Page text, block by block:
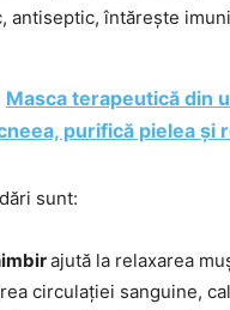
antiseptic, întărește
Masca terapeutică din
purifică pielea și
sunt:
ajută la relaxarea
circulației sanguine,